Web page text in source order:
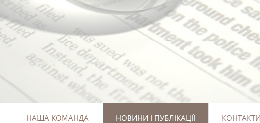
НАША КОМАНДА НОВИНИ І ПУБЛІКАЦІЇ КОНТАКТИ